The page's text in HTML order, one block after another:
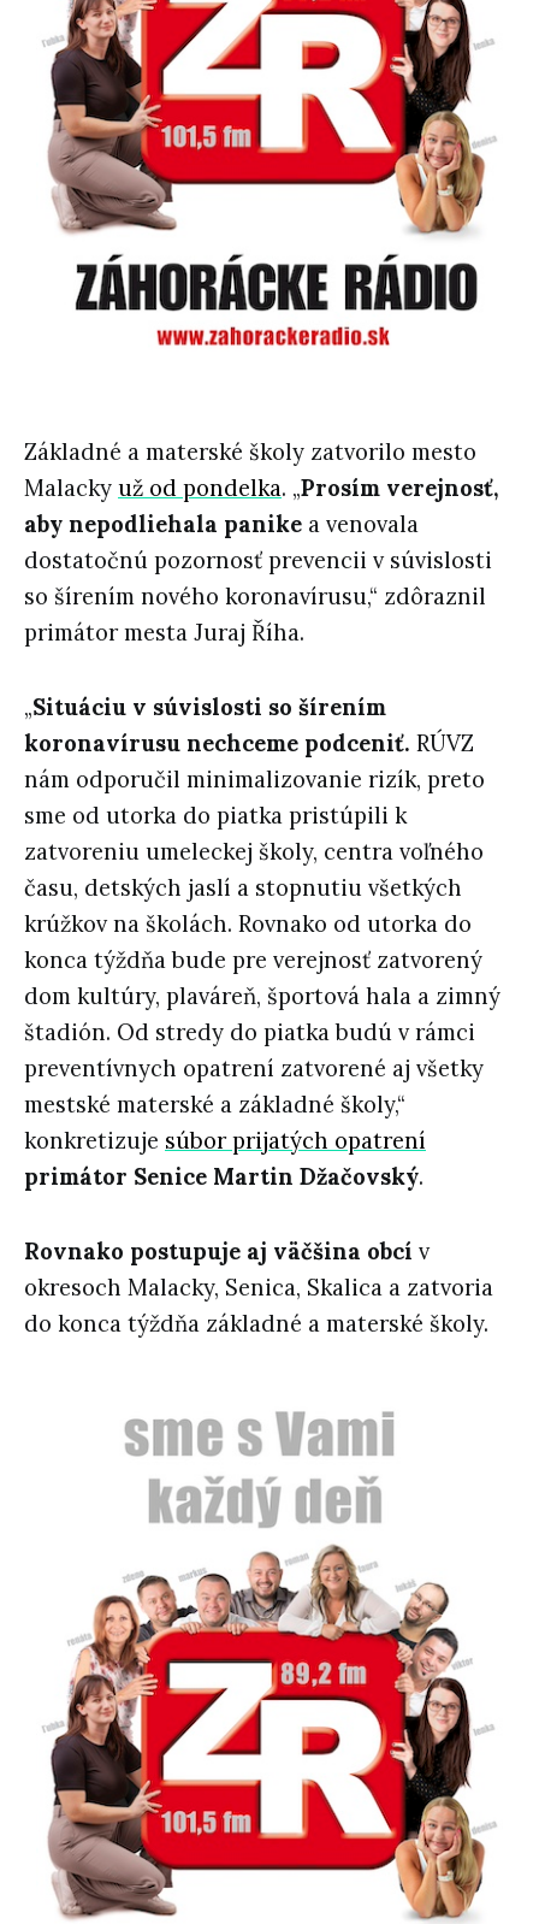
Základné a materské školy zatvorilo mesto
Malacky už od pondelka. „Prosím verejnosť,
aby nepodliehala panike a venovala
dostatočnú pozornosť prevencii v súvislosti
so šírením nového koronavírusu,“ zdôraznil
primátor mesta Juraj Říha.
„Situáciu v súvislosti so šírením
koronavírusu nechceme podceniť. RÚVZ
nám odporučil minimalizovanie rizík, preto
sme od utorka do piatka pristúpili k
zatvoreniu umeleckej školy, centra voľného
času, detských jaslí a stopnutiu všetkých
krúžkov na školách. Rovnako od utorka do
konca týždňa bude pre verejnosť zatvorený
dom kultúry, plaváreň, športová hala a zimný
štadión. Od stredy do piatka budú v rámci
preventívnych opatrení zatvorené aj všetky
mestské materské a základné školy,“
konkretizuje súbor prijatých opatrení
primátor Senice Martin Džačovský.
Rovnako postupuje aj väčšina obcí v
okresoch Malacky, Senica, Skalica a zatvoria
do konca týždňa základné a materské školy.